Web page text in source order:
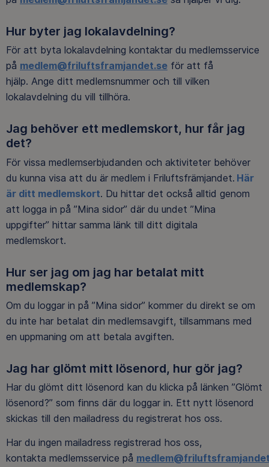
Hur byter jag lokalavdelning?
För att byta lokalavdelning kontaktar du medlemsservice
på medlem@friluftsframjandet.se för att få
hjälp. Ange ditt medlemsnummer och till vilken
lokalavdelning du vill tillhöra.
Jag behöver ett medlemskort, hur får jag
det?
För vissa medlemserbjudanden och aktiviteter behöver
du kunna visa att du är medlem i Friluftsfrämjandet. Här
är ditt medlemskort. Du hittar det också alltid genom
att logga in på ”Mina sidor” där du undet ”Mina
uppgifter” hittar samma länk till ditt digitala
medlemskort.
Hur ser jag om jag har betalat mitt
medlemskap?
Om du loggar in på ”Mina sidor” kommer du direkt se om
du inte har betalat din medlemsavgift, tillsammans med
en uppmaning om att betala avgiften.
Jag har glömt mitt lösenord, hur gör jag?
Har du glömt ditt lösenord kan du klicka på länken ”Glömt
lösenord?” som finns där du loggar in. Ett nytt lösenord
skickas till den mailadress du registrerat hos oss.
Har du ingen mailadress registrerad hos oss,
kontakta medlemsservice på